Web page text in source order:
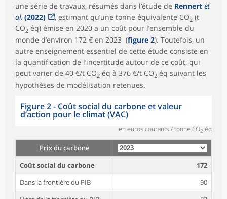
une série de travaux, résumés dans l’étude de Rennert et
al. (2022) , estimant qu’une tonne équivalente CO2 (t
CO2 éq) émise en 2020 a un coût pour l’ensemble du
monde d’environ 172 € en 2023 (figure 2). Toutefois, un
autre enseignement essentiel de cette étude consiste en
la quantification de l’incertitude autour de ce coût, qui
peut varier de 40 €/t CO2 éq à 376 €/t CO2 éq suivant les
hypothèses de modélisation retenues.
Figure 2 - Coût social du carbone et valeur
d’action pour le climat (VAC)
en euros courants / tonne CO2 éq
Prix du carbone
Coût social du carbone
172
Dans la frontière du PIB
90